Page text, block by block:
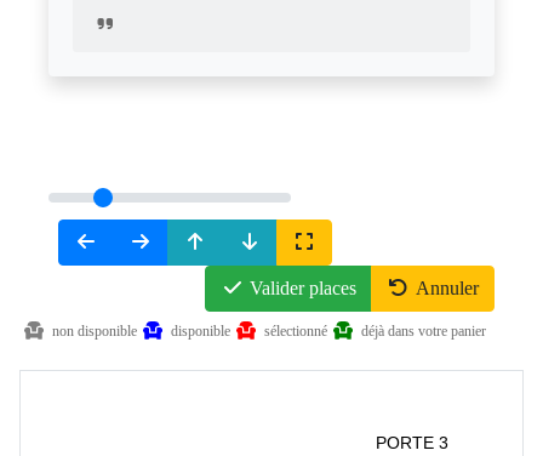
Valider places Annuler
non disponible disponible sélectionné déjà dans votre panier
PORTE 3